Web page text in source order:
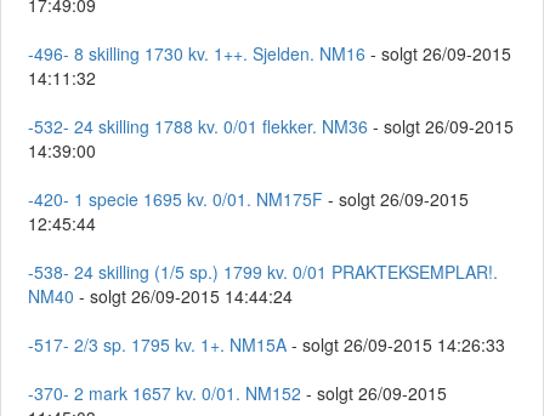
17:49:09
-496- 8 skilling 1730 kv. 1++. Sjelden. NM16 - solgt 26/09-2015
14:11:32
-532- 24 skilling 1788 kv. 0/01 flekker. NM36 - solgt 26/09-2015
14:39:00
-420- 1 specie 1695 kv. 0/01. NM175F - solgt 26/09-2015
12:45:44
-538- 24 skilling (1/5 sp.) 1799 kv. 0/01 PRAKTEKSEMPLAR!.
NM40 - solgt 26/09-2015 14:44:24
-517- 2/3 sp. 1795 kv. 1+. NM15A - solgt 26/09-2015 14:26:33
-370- 2 mark 1657 kv. 0/01. NM152 - solgt 26/09-2015